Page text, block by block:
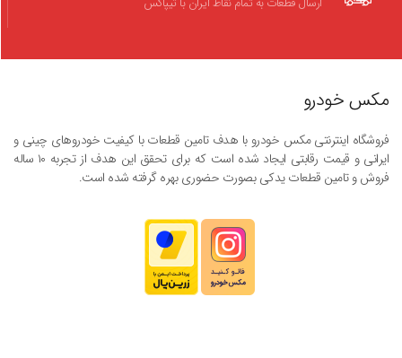
مکس خودرو
فروشگاه اینترنتی مکس خودرو با هدف تامین قطعات با کیفیت خودروهای چینی و
ایرانی و قیمت رقابتی ایجاد شده است که برای تحقق این هدف از تجربه ۱۰ ساله
فروش و تامین قطعات یدکی بصورت حضوری بهره گرفته شده است.